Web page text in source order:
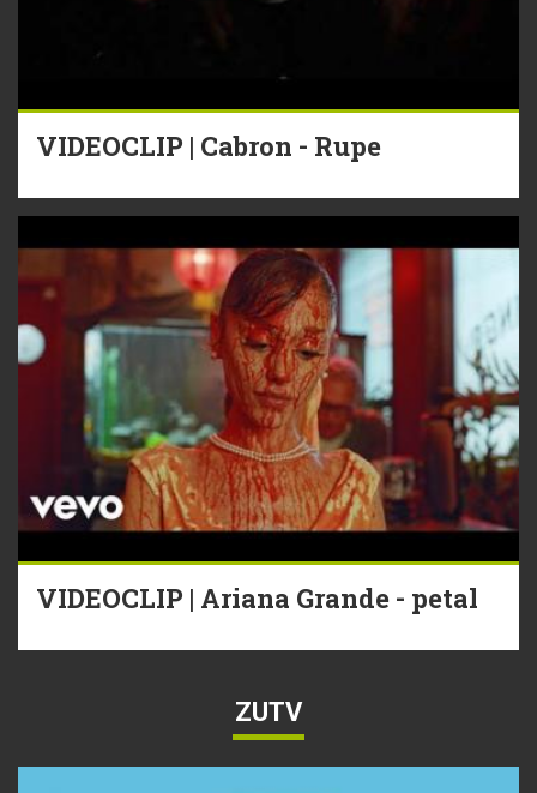
VIDEOCLIP | Cabron - Rupe
VIDEOCLIP | Ariana Grande - petal
ZUTV